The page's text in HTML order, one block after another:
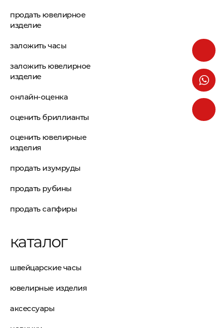
продать ювелирное
изделие
заложить часы
заложить ювелирное
изделие
онлайн-оценка
оценить бриллианты
оценить ювелирные
изделия
продать изумруды
продать рубины
продать сапфиры
каталог
швейцарские часы
ювелирные изделия
аксессуары